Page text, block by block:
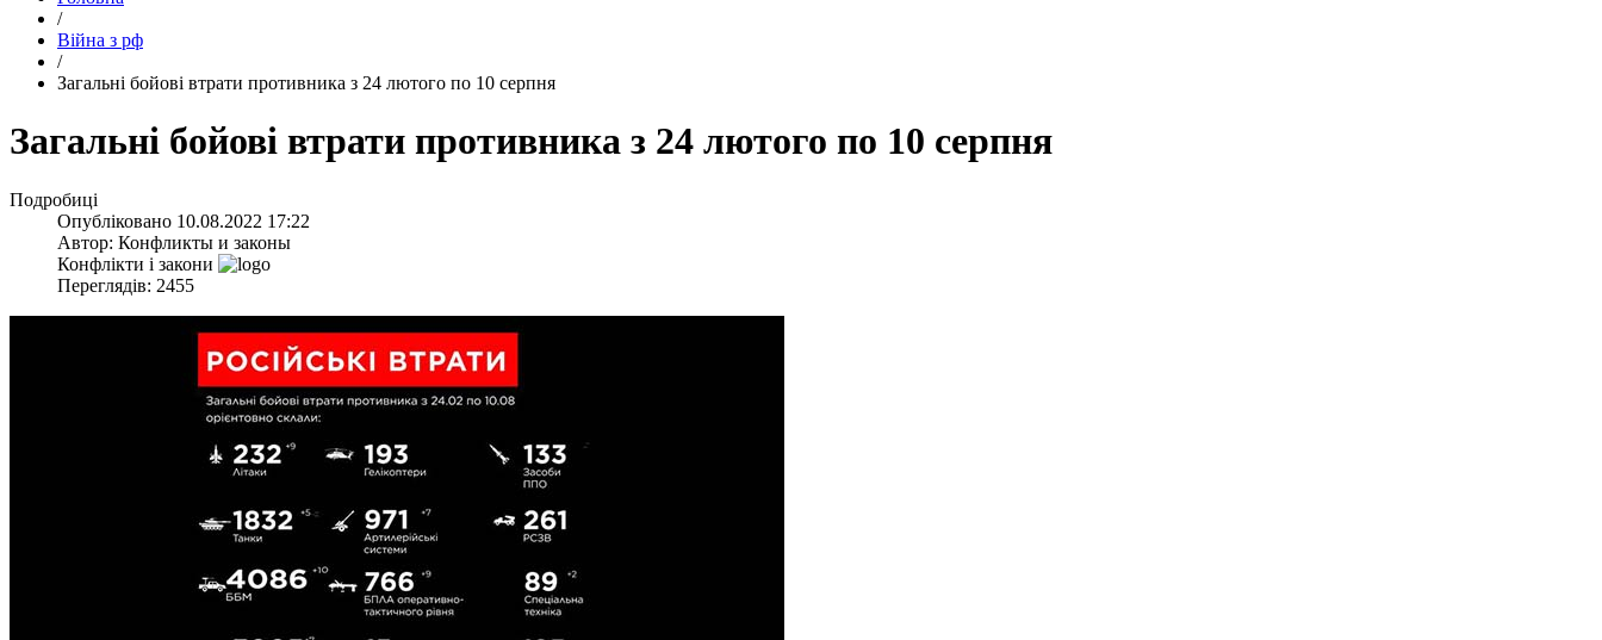
/
Війна з рф
/
​Загальні бойові втрати противника з 24 лютого по 10 серпня
​Загальні бойові втрати противника з 24 лютого по 10 серпня
Подробиці
Опубліковано 10.08.2022 17:22
Автор: Конфликты и законы
Конфлікти і закони
Переглядів: 2455